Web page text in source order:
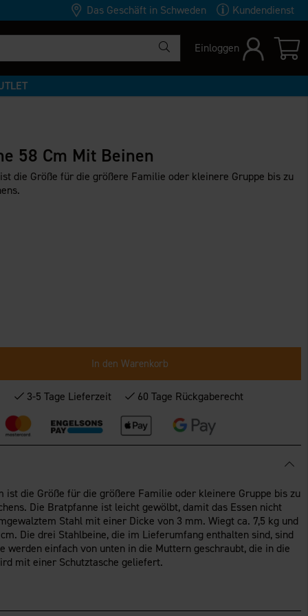
Das Geschäft in Schweden Kundendienst
Einloggen
58 Cm Mit Beinen
die Größe für die größere Familie oder kleinere Gruppe bis zu
In den Warenkorb
3-5 Tage Lieferzeit 60 Tage Rückgaberecht
ist die Größe für die größere Familie oder kleinere Gruppe bis zu
Die Bratpfanne ist leicht gewölbt, damit das Essen nicht
Stahl mit einer Dicke von 3 mm. Wiegt ca. 7,5 kg und
Die drei Stahlbeine, die im Lieferumfang enthalten sind, sind
werden einfach von unten in die Muttern geschraubt, die in die
mit einer Schutztasche geliefert.